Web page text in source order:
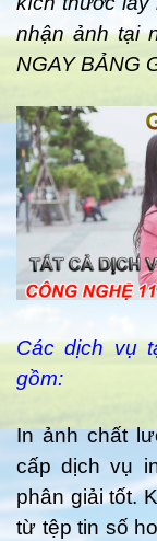
nhận ảnh tại
NGAY BẢNG
Các dịch vụ
gồm:
In ảnh chất
cấp dịch vụ
phân giải tốt.
từ tệp tin số